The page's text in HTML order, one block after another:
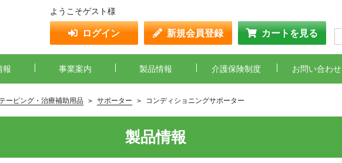
ようこそゲスト様
ログイン 新規会員登録 カートを見る
報 事業案内 製品情報 介護保険制度 お問い合わせ
テーピング・治療補助用品 サポーター コンディショニングサポーター
製品情報